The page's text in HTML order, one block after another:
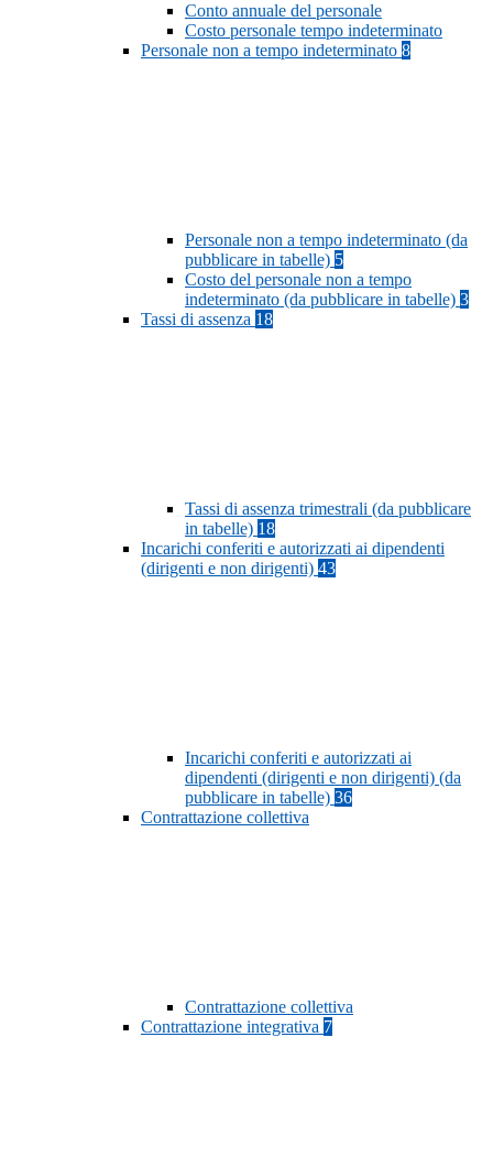
Conto annuale del personale
Costo personale tempo indeterminato
Personale non a tempo indeterminato 8
Personale non a tempo indeterminato (da
pubblicare in tabelle) 5
Costo del personale non a tempo
indeterminato (da pubblicare in tabelle) 3
Tassi di assenza 18
Tassi di assenza trimestrali (da pubblicare
in tabelle) 18
Incarichi conferiti e autorizzati ai dipendenti
(dirigenti e non dirigenti) 43
Incarichi conferiti e autorizzati ai
dipendenti (dirigenti e non dirigenti) (da
pubblicare in tabelle) 36
Contrattazione collettiva
Contrattazione collettiva
Contrattazione integrativa 7